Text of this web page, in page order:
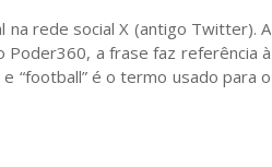
na rede social X (antigo Twitter). A
Poder360, a frase faz referência à
“football” é o termo usado para o